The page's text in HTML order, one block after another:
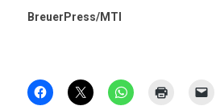
BreuerPress/MTI